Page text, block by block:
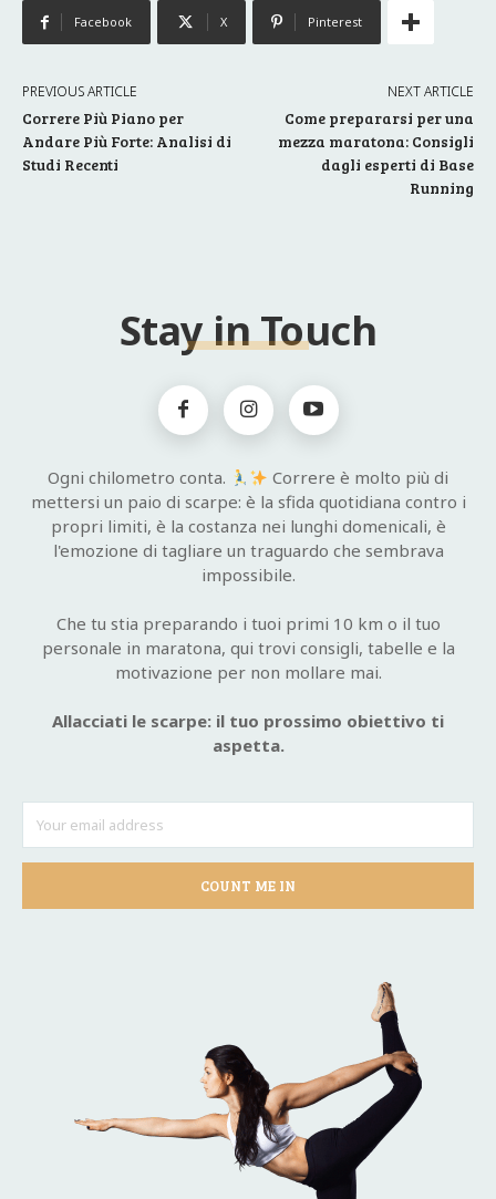
Facebook X Pinterest
PREVIOUS ARTICLE
Correre Più Piano per
Andare Più Forte: Analisi di
Studi Recenti
NEXT ARTICLE
Come prepararsi per una
mezza maratona: Consigli
dagli esperti di Base
Running
Stay in Touch
Ogni chilometro conta.
Correre è molto più di
mettersi un paio di scarpe: è la sfida quotidiana contro i
propri limiti, è la costanza nei lunghi domenicali, è
l'emozione di tagliare un traguardo che sembrava
impossibile.
Che tu stia preparando i tuoi primi 10 km o il tuo
personale in maratona, qui trovi consigli, tabelle e la
motivazione per non mollare mai.
Allacciati le scarpe: il tuo prossimo obiettivo ti
aspetta.
COUNT ME IN